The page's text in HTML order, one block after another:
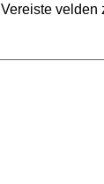
Vereiste velden